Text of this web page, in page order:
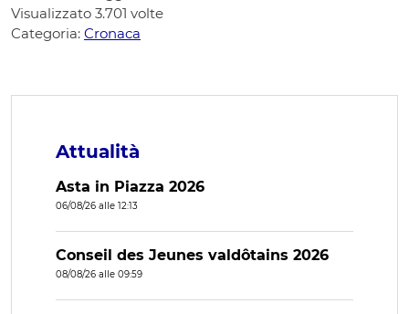
Visualizzato 3.701 volte
Categoria: Cronaca
Attualità
Asta in Piazza 2026
06/08/26 alle 12:13
Conseil des Jeunes valdôtains 2026
08/08/26 alle 09:59